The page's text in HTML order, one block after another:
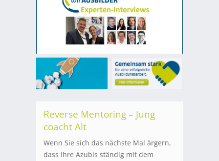
Reverse Mentoring – Jung
coacht Alt
Wenn Sie sich das nächste Mal ärgern,
dass Ihre Azubis ständig mit dem